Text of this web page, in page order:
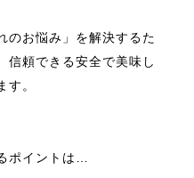
のお悩み」を解決するた
信頼できる安全で美味し
す。
ポイントは…